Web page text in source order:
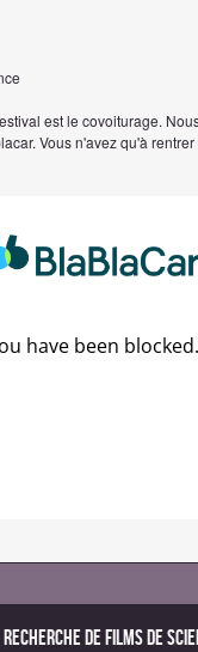
est le covoiturage.
Vous n'avez qu'à
Recherche de Films de